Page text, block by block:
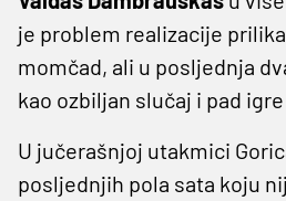
je problem realizacije
momčad, ali u posljednja
kao ozbiljan slučaj i pad
U jučerašnjoj utakmici
posljednjih pola sata koju